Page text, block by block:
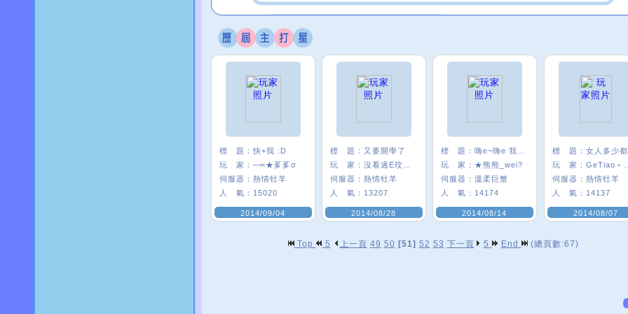
標 題： 快+我 :D
玩 家： ─═★茤茤σ
伺服器： 熱情牡羊
人 氣： 15020
2014/09/04
標 題： 又要開學了
玩 家：
伺服器： 熱情牡羊
人 氣： 13207
2014/08/28
標 題：
玩 家： ★熊熊_wei?
伺服器： 溫柔巨蟹
人 氣： 14174
2014/08/14
標 題：
玩 家：
伺服器： 熱情牡羊
人 氣： 14137
2014/08/07
Top 5 上一頁 49 50 [51] 52 53 下一頁 5 End (總頁數:67)